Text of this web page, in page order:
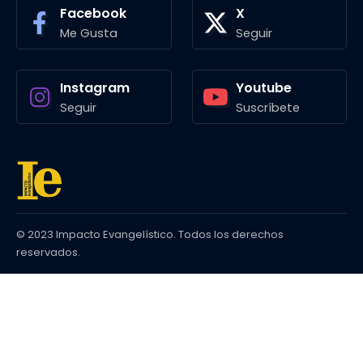
Facebook
Me Gusta
X
Seguir
Instagram
Seguir
Youtube
Suscríbete
© 2023 Impacto Evangelístico. Todos los derechos
reservados.